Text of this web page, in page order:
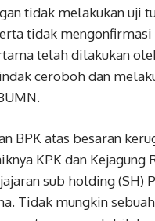
tidak melakukan uji
tidak
telah dilakukan
ceroboh dan
BPK atas besaran
KPK dan
sub holding (SH)
Tidak mungkin